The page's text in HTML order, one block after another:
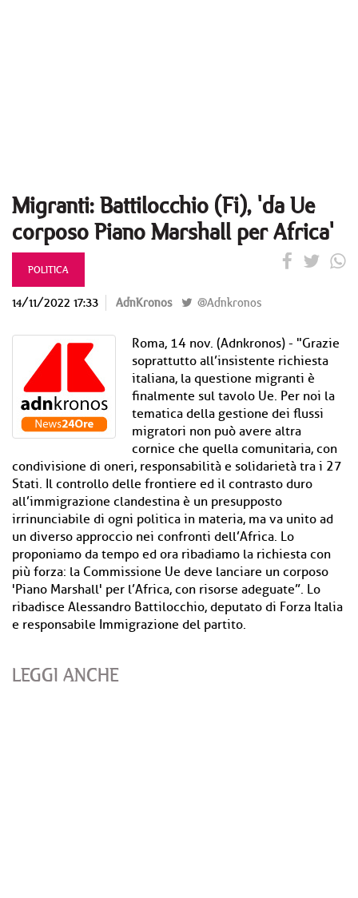
Migranti: Battilocchio (Fi), 'da Ue
corposo Piano Marshall per Africa'
POLITICA
14/11/2022 17:33 AdnKronos @Adnkronos
Roma, 14 nov. (Adnkronos) - "Grazie
soprattutto all’insistente richiesta
italiana, la questione migranti è
finalmente sul tavolo Ue. Per noi la
tematica della gestione dei flussi
migratori non può avere altra
cornice che quella comunitaria, con
condivisione di oneri, responsabilità e solidarietà tra i 27
Stati. Il controllo delle frontiere ed il contrasto duro
all’immigrazione clandestina è un presupposto
irrinunciabile di ogni politica in materia, ma va unito ad
un diverso approccio nei confronti dell’Africa. Lo
proponiamo da tempo ed ora ribadiamo la richiesta con
più forza: la Commissione Ue deve lanciare un corposo
'Piano Marshall' per l’Africa, con risorse adeguate”. Lo
ribadisce Alessandro Battilocchio, deputato di Forza Italia
e responsabile Immigrazione del partito.
LEGGI ANCHE